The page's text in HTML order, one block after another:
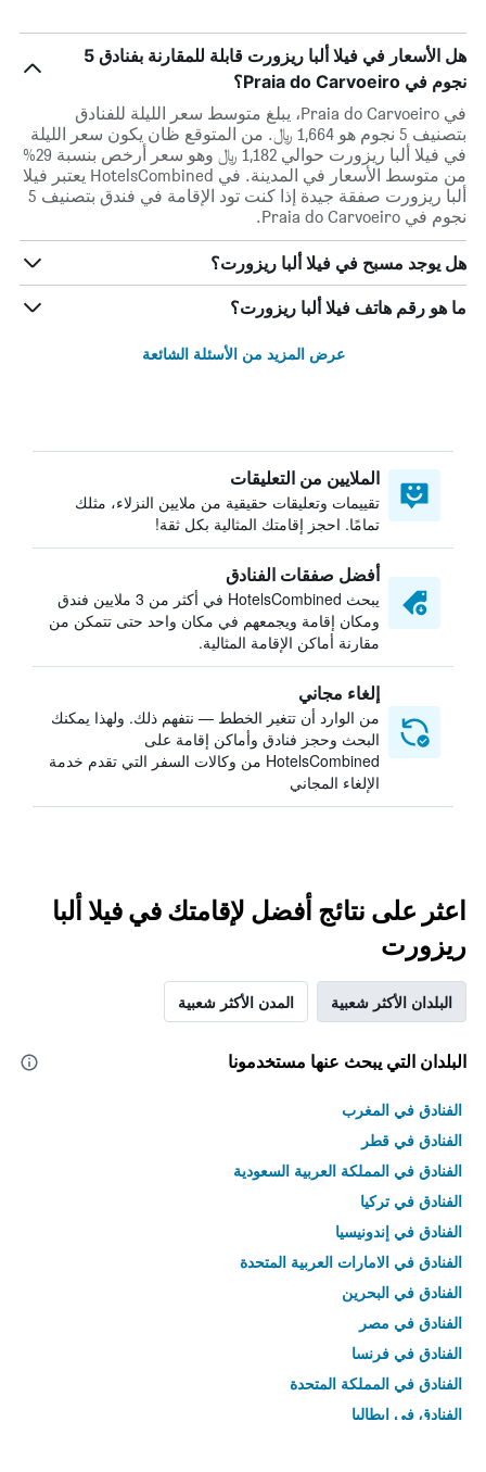
هل الأسعار في فيلا ألبا ريزورت قابلة للمقارنة بفنادق 5
نجوم في Praia do Carvoeiro؟
في Praia do Carvoeiro، يبلغ متوسط ​​سعر الليلة للفنادق
بتصنيف 5 نجوم هو 1,664 ﷼. من المتوقع ظان يكون سعر الليلة
في فيلا ألبا ريزورت حوالي 1,182 ﷼ وهو سعر أرخص بنسبة 29%
من متوسط الأسعار في المدينة. في HotelsCombined يعتبر فيلا
ألبا ريزورت صفقة جيدة إذا كنت تود الإقامة في فندق بتصنيف 5
نجوم في Praia do Carvoeiro.
هل يوجد مسبح في فيلا ألبا ريزورت؟
ما هو رقم هاتف فيلا ألبا ريزورت؟
عرض المزيد من الأسئلة الشائعة
الملايين من التعليقات
تقييمات وتعليقات حقيقية من ملايين النزلاء، مثلك
تمامًا. احجز إقامتك المثالية بكل ثقة!
أفضل صفقات الفنادق
يبحث HotelsCombined في أكثر من 3 ملايين فندق
ومكان إقامة ويجمعهم في مكان واحد حتى تتمكن من
مقارنة أماكن الإقامة المثالية.
إلغاء مجاني
من الوارد أن تتغير الخطط — نتفهم ذلك. ولهذا يمكنك
البحث وحجز فنادق وأماكن إقامة على
HotelsCombined من وكالات السفر التي تقدم خدمة
الإلغاء المجاني
اعثر على نتائج أفضل لإقامتك في فيلا ألبا
ريزورت
البلدان الأكثر شعبية المدن الأكثر شعبية
البلدان التي يبحث عنها مستخدمونا
الفنادق في المغرب
الفنادق في قطر
الفنادق في المملكة العربية السعودية
الفنادق في تركيا
الفنادق في إندونيسيا
الفنادق في الامارات العربية المتحدة
الفنادق في البحرين
الفنادق في مصر
الفنادق في فرنسا
الفنادق في المملكة المتحدة
الفنادق في إيطاليا